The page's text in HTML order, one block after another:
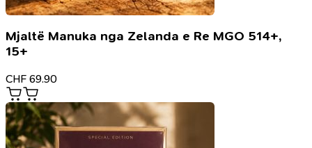
Mjaltë Manuka nga Zelanda e Re MGO 514+,
15+
CHF 69.90